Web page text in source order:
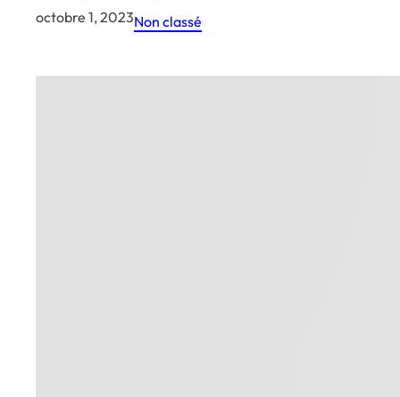
octobre 1, 2023Non classé